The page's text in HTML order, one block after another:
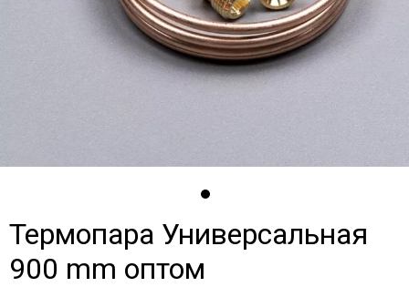
Термопара Универсальная
900 mm оптом